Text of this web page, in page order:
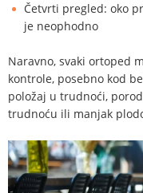
Četvrti pregled: oko
je neophodno
Naravno, svaki ortoped
kontrole, posebno kod
položaj u trudnoći,
trudnoću ili manjak